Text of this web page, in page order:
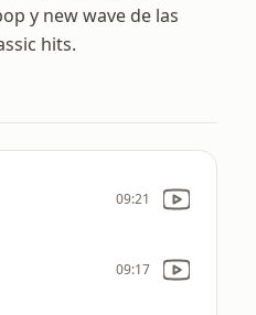
y new wave de las
hits.
09:21
09:17